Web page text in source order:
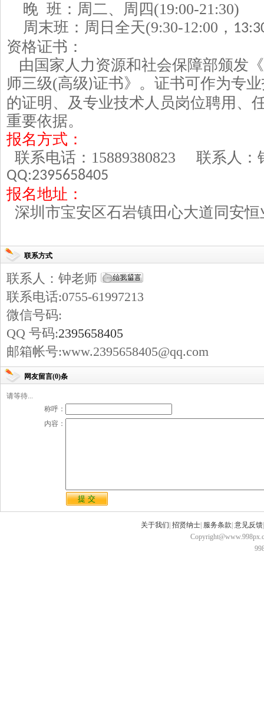
晚 班：周二、周四(19:00-21:30)
周末班：周日全天(9:30-12:00 ，
资格证书：
由国家人力资源和社会保障部颁发
师三级(高级)证书》。证书可作为专
的证明、及专业技术人员岗位聘用、
重要依据。
报名方式：
联系电话： 15889380823 联系人
QQ:2395658405
报名地址：
深圳市宝安区石岩镇田心大道同安
联系方式
联系人：钟老师
联系电话:0755-61997213
微信号码:
QQ 号码:2395658405
邮箱帐号:www.2395658405@qq.com
网友留言(0)条
请等待...
称呼：
内容：
关于我们 招贤纳士 服务条款 意见反馈